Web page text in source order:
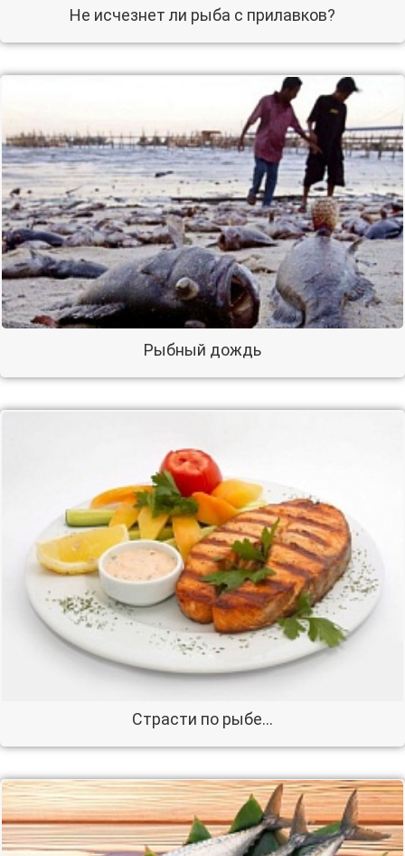
Не исчезнет ли рыба с прилавков?
Рыбный дождь
Страсти по рыбе…